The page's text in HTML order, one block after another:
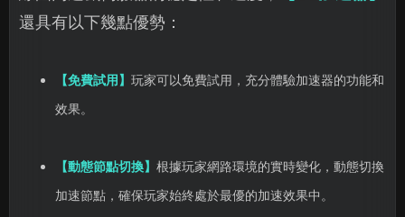
還具有以下幾點優勢：
【免費試用】 玩家可以免費試用，充分體驗加速器的功能和
效果。
【動態節點切換】 根據玩家網路環境的實時變化，動態切換
加速節點，確保玩家始終處於最優的加速效果中。